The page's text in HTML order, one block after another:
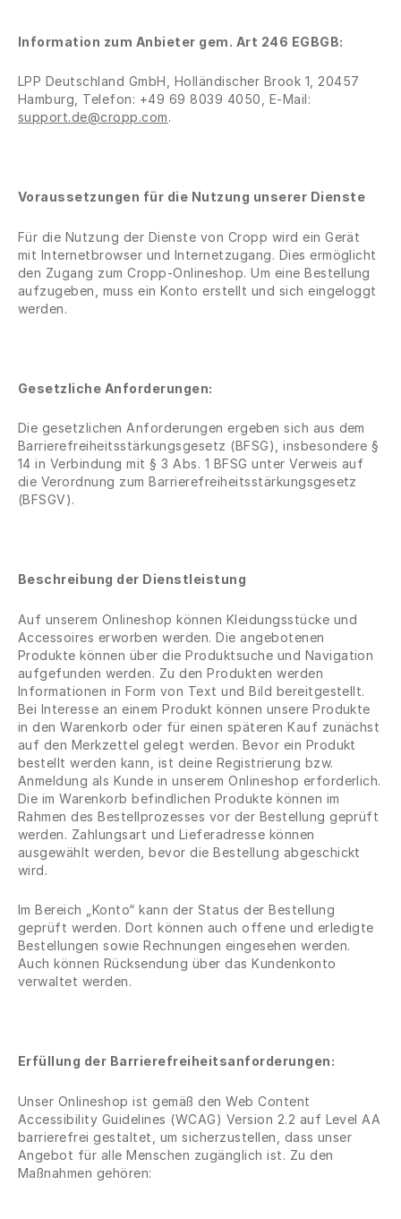
Information zum Anbieter gem. Art 246 EGBGB:
LPP Deutschland GmbH, Holländischer Brook 1, 20457
Hamburg, Telefon: +49 69 8039 4050, E-Mail:
support.de@cropp.com.
Voraussetzungen für die Nutzung unserer Dienste
Für die Nutzung der Dienste von Cropp wird ein Gerät
mit Internetbrowser und Internetzugang. Dies ermöglicht
den Zugang zum Cropp-Onlineshop. Um eine Bestellung
aufzugeben, muss ein Konto erstellt und sich eingeloggt
werden.
Gesetzliche Anforderungen:
Die gesetzlichen Anforderungen ergeben sich aus dem
Barrierefreiheitsstärkungsgesetz (BFSG), insbesondere §
14 in Verbindung mit § 3 Abs. 1 BFSG unter Verweis auf
die Verordnung zum Barrierefreiheitsstärkungsgesetz
(BFSGV).
Beschreibung der Dienstleistung
Auf unserem Onlineshop können Kleidungsstücke und
Accessoires erworben werden. Die angebotenen
Produkte können über die Produktsuche und Navigation
aufgefunden werden. Zu den Produkten werden
Informationen in Form von Text und Bild bereitgestellt.
Bei Interesse an einem Produkt können unsere Produkte
in den Warenkorb oder für einen späteren Kauf zunächst
auf den Merkzettel gelegt werden. Bevor ein Produkt
bestellt werden kann, ist deine Registrierung bzw.
Anmeldung als Kunde in unserem Onlineshop erforderlich.
Die im Warenkorb befindlichen Produkte können im
Rahmen des Bestellprozesses vor der Bestellung geprüft
werden. Zahlungsart und Lieferadresse können
ausgewählt werden, bevor die Bestellung abgeschickt
wird.
Im Bereich „Konto“ kann der Status der Bestellung
geprüft werden. Dort können auch offene und erledigte
Bestellungen sowie Rechnungen eingesehen werden.
Auch können Rücksendung über das Kundenkonto
verwaltet werden.
Erfüllung der Barrierefreiheitsanforderungen:
Unser Onlineshop ist gemäß den Web Content
Accessibility Guidelines (WCAG) Version 2.2 auf Level AA
barrierefrei gestaltet, um sicherzustellen, dass unser
Angebot für alle Menschen zugänglich ist. Zu den
Maßnahmen gehören: